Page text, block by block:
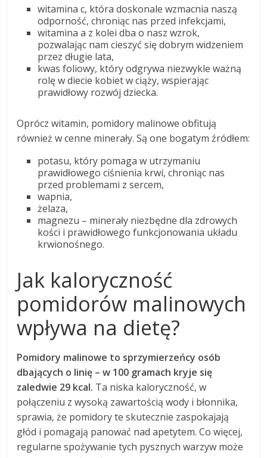
witamina c, która doskonale wzmacnia naszą
odporność, chroniąc nas przed infekcjami,
witamina a z kolei dba o nasz wzrok,
pozwalając nam cieszyć się dobrym widzeniem
przez długie lata,
kwas foliowy, który odgrywa niezwykle ważną
rolę w diecie kobiet w ciąży, wspierając
prawidłowy rozwój dziecka.
Oprócz witamin, pomidory malinowe obfitują
również w cenne minerały. Są one bogatym źródłem:
potasu, który pomaga w utrzymaniu
prawidłowego ciśnienia krwi, chroniąc nas
przed problemami z sercem,
wapnia,
żelaza,
magnezu – minerały niezbędne dla zdrowych
kości i prawidłowego funkcjonowania układu
krwionośnego.
Jak kaloryczność
pomidorów malinowych
wpływa na dietę?
Pomidory malinowe to sprzymierzeńcy osób
dbających o linię – w 100 gramach kryje się
zaledwie 29 kcal. Ta niska kaloryczność, w
połączeniu z wysoką zawartością wody i błonnika,
sprawia, że pomidory te skutecznie zaspokajają
głód i pomagają panować nad apetytem. Co więcej,
regularne spożywanie tych pysznych warzyw może